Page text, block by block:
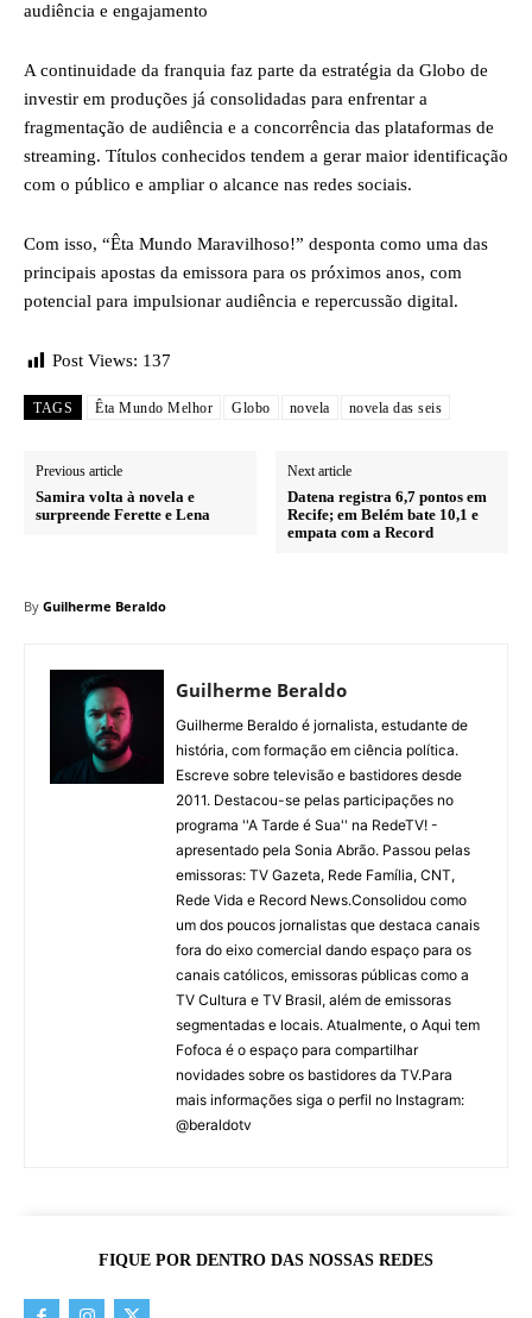
audiência e engajamento
A continuidade da franquia faz parte da estratégia da Globo de
investir em produções já consolidadas para enfrentar a
fragmentação de audiência e a concorrência das plataformas de
streaming. Títulos conhecidos tendem a gerar maior identificação
com o público e ampliar o alcance nas redes sociais.
Com isso, “Êta Mundo Maravilhoso!” desponta como uma das
principais apostas da emissora para os próximos anos, com
potencial para impulsionar audiência e repercussão digital.
Post Views: 137
TAGS Êta Mundo Melhor Globo novela novela das seis
Previous article
Samira volta à novela e
surpreende Ferette e Lena
Next article
Datena registra 6,7 pontos em
Recife; em Belém bate 10,1 e
empata com a Record
By Guilherme Beraldo
Guilherme Beraldo
Guilherme Beraldo é jornalista, estudante de
história, com formação em ciência política.
Escreve sobre televisão e bastidores desde
2011. Destacou-se pelas participações no
programa ''A Tarde é Sua'' na RedeTV! -
apresentado pela Sonia Abrão. Passou pelas
emissoras: TV Gazeta, Rede Família, CNT,
Rede Vida e Record News.Consolidou como
um dos poucos jornalistas que destaca canais
fora do eixo comercial dando espaço para os
canais católicos, emissoras públicas como a
TV Cultura e TV Brasil, além de emissoras
segmentadas e locais. Atualmente, o Aqui tem
Fofoca é o espaço para compartilhar
novidades sobre os bastidores da TV.Para
mais informações siga o perfil no Instagram:
@beraldotv
FIQUE POR DENTRO DAS NOSSAS REDES